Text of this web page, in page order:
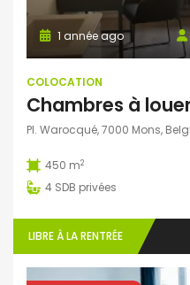
1 année ago
COLOCATION
Chambres à
Pl. Warocqué, 7000 Mons,
450 m2
4 SDB privées
LIBRE À LA RENTRÉE